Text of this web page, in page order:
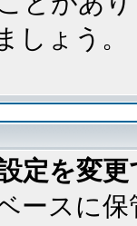
しょう。
定を変
ースに